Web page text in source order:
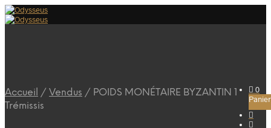
0
Panier
Accueil / Vendus / POIDS MONÉTAIRE BYZANTIN 1
Trémissis